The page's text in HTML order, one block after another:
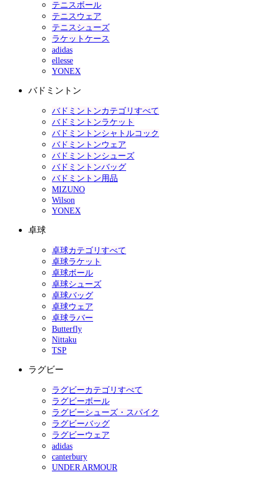
テニスボール
テニスウェア
テニスシューズ
ラケットケース
adidas
ellesse
YONEX
バドミントン
バドミントンカテゴリすべて
バドミントンラケット
バドミントンシャトルコック
バドミントンウェア
バドミントンシューズ
バドミントンバッグ
バドミントン用品
MIZUNO
Wilson
YONEX
卓球
卓球カテゴリすべて
卓球ラケット
卓球ボール
卓球シューズ
卓球バッグ
卓球ウェア
卓球ラバー
Butterfly
Nittaku
TSP
ラグビー
ラグビーカテゴリすべて
ラグビーボール
ラグビーシューズ・スパイク
ラグビーバッグ
ラグビーウェア
adidas
canterbury
UNDER ARMOUR